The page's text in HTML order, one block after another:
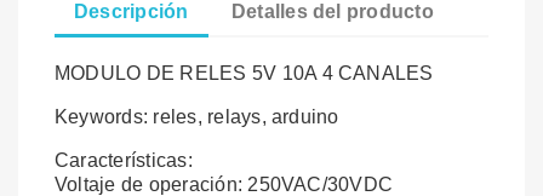
Descripción Detalles del producto
MODULO DE RELES 5V 10A 4 CANALES
Keywords: reles, relays, arduino
Características:
Voltaje de operación: 250VAC/30VDC